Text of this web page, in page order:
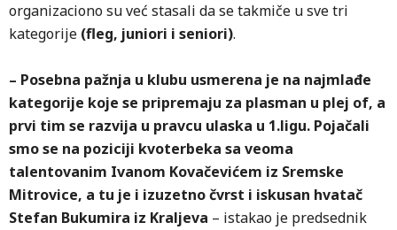
organizaciono su već stasali da se takmiče u sve tri
kategorije (fleg, juniori i seniori).
– Posebna pažnja u klubu usmerena je na najmlađe
kategorije koje se pripremaju za plasman u plej of, a
prvi tim se razvija u pravcu ulaska u 1.ligu. Pojačali
smo se na poziciji kvoterbeka sa veoma
talentovanim Ivanom Kovačevićem iz Sremske
Mitrovice, a tu je i izuzetno čvrst i iskusan hvatač
Stefan Bukumira iz Kraljeva – istakao je predsednik